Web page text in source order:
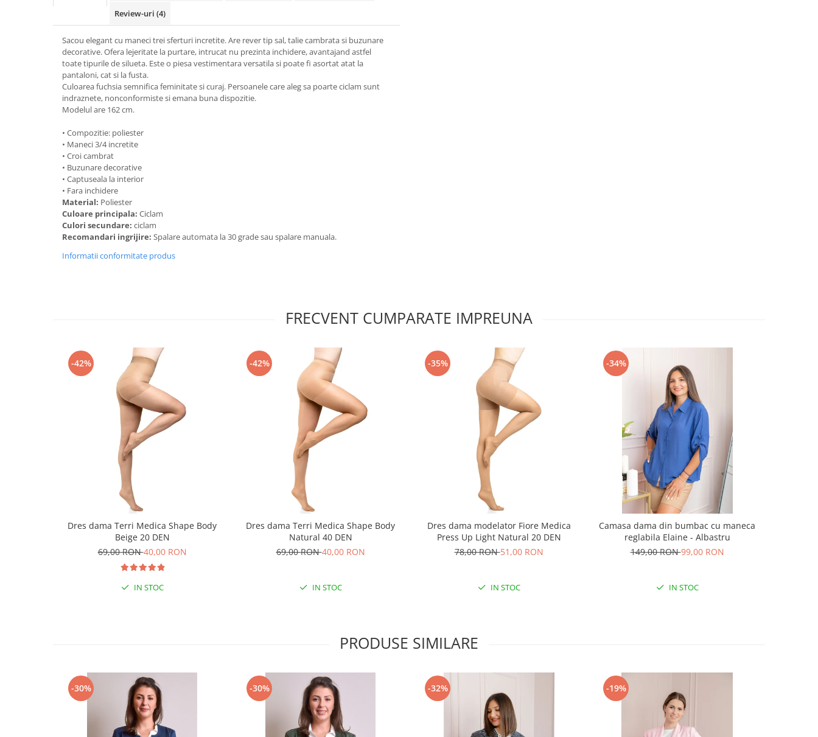
Review-uri (4)
Sacou elegant cu maneci trei sferturi incretite. Are rever tip sal, talie cambrata si buzunare
decorative. Ofera lejeritate la purtare, intrucat nu prezinta inchidere, avantajand astfel
toate tipurile de silueta. Este o piesa vestimentara versatila si poate fi asortat atat la
pantaloni, cat si la fusta.
Culoarea fuchsia semnifica feminitate si curaj. Persoanele care aleg sa poarte ciclam sunt
indraznete, nonconformiste si emana buna dispozitie.
Modelul are 162 cm.
• Compozitie: poliester
• Maneci 3/4 incretite
• Croi cambrat
• Buzunare decorative
• Captuseala la interior
• Fara inchidere
Material: Poliester
Culoare principala: Ciclam
Culori secundare: ciclam
Recomandari ingrijire: Spalare automata la 30 grade sau spalare manuala.
Informatii conformitate produs
FRECVENT CUMPARATE IMPREUNA
-42%
Dres dama Terri Medica Shape Body
Beige 20 DEN
69,00 RON40,00 RON
IN STOC
-42%
Dres dama Terri Medica Shape Body
Natural 40 DEN
69,00 RON40,00 RON
IN STOC
-35%
Dres dama modelator Fiore Medica
Press Up Light Natural 20 DEN
78,00 RON51,00 RON
IN STOC
-34%
Camasa dama din bumbac cu maneca
reglabila Elaine - Albastru
149,00 RON99,00 RON
IN STOC
PRODUSE SIMILARE
-30% -30% -32% -19%